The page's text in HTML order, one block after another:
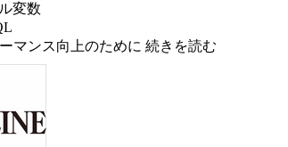
変数
マンス向上のために 続きを読む